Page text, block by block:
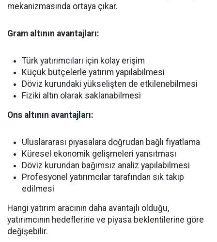
mekanizmasında ortaya çıkar.
Gram altının avantajları:
Türk yatırımcıları için kolay erişim
Küçük bütçelerle yatırım yapılabilmesi
Döviz kurundaki yükselişten de etkilenebilmesi
Fiziki altın olarak saklanabilmesi
Ons altının avantajları:
Uluslararası piyasalara doğrudan bağlı fiyatlama
Küresel ekonomik gelişmeleri yansıtması
Döviz kurundan bağımsız analiz yapılabilmesi
Profesyonel yatırımcılar tarafından sık takip
edilmesi
Hangi yatırım aracının daha avantajlı olduğu,
yatırımcının hedeflerine ve piyasa beklentilerine göre
değişebilir.